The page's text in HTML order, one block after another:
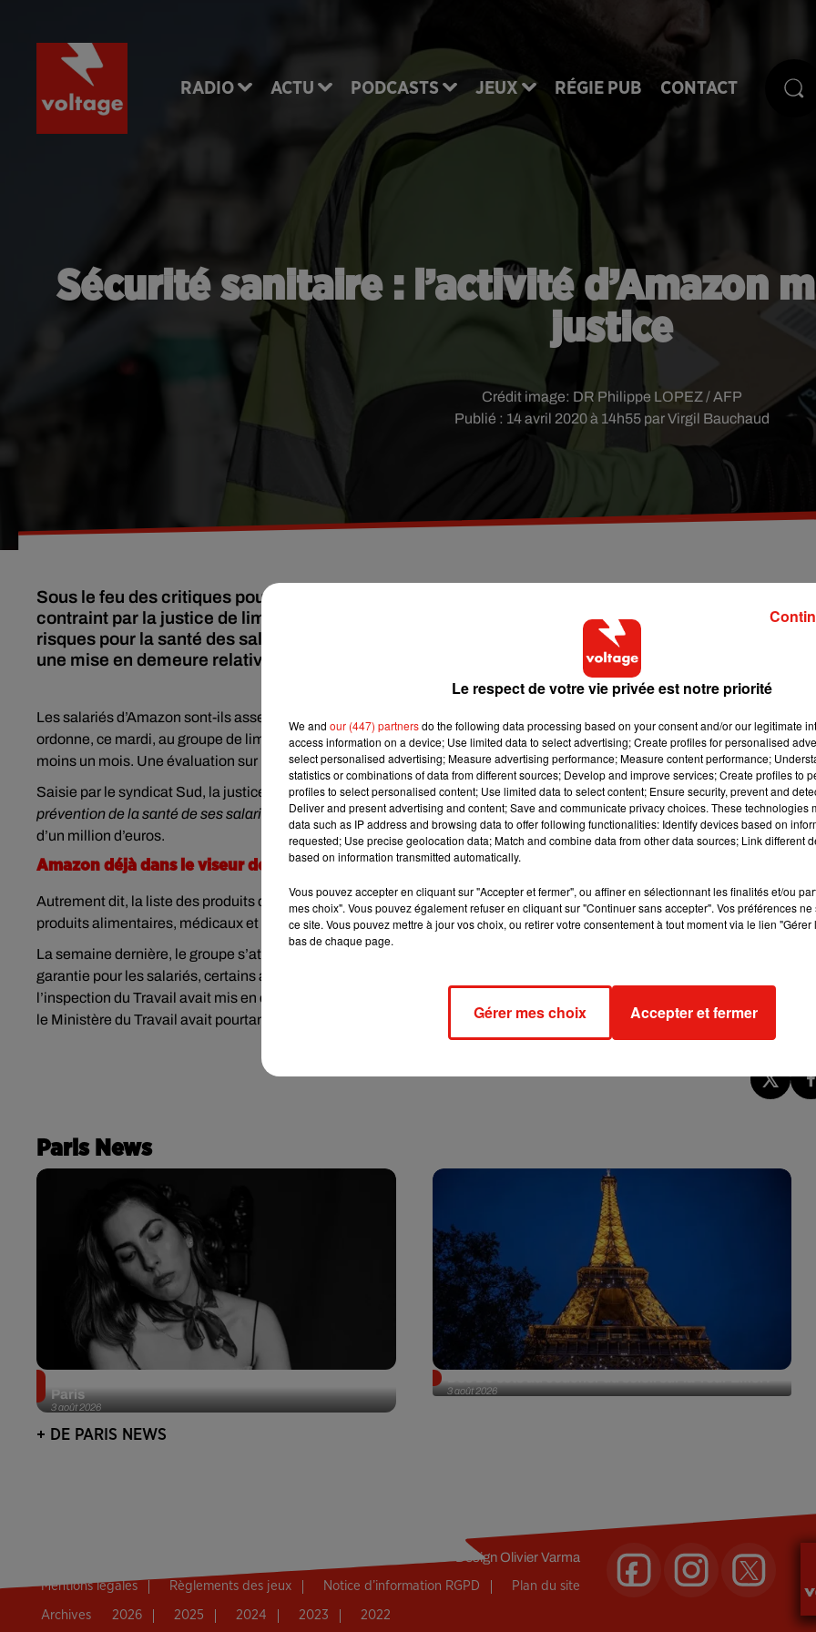
RADIO ACTU PODCASTS JEUX RÉGIE PUB CONTACT
Sécurité sanitaire : l’activité d’Amazon
justice
Publié : 14 avril 2020 à 14h55 par Virgil Bauchaud
Crédit image: DR Philippe LOPEZ / AFP
Sous le feu des critiques pour sa gestion de la crise sanitaire dans ses entrepôts, Amazon est
contraint par la justice de limiter son activité. Le tribunal de Nanterre demande aussi d'évaluer les
risques pour la santé des salariés. La semaine dernière, l'inspection du travail avait déjà adressé
une mise en demeure relative à cette question de la sécurité sanitaire
Les salariés d’Amazon sont-ils assez protégés face au coronavirus ? Pas assez, selon le tribunal judiciaire de Nanterre, qui
ordonne, ce mardi, au groupe de limiter son activité aux produits essentiels« dans les 24 heures »et pour une durée d’au
moins un mois. Une évaluation sur les risques sanitaires dans les entrepôts du groupe a aussi été ordonnée.
Saisie par le syndicat Sud, la justice estime que la société a« de façon évidente méconnu son obligation de sécurité et de
prévention de la santé de ses salariés »
. Chaque jour de retard dans l’application des mesures sera assorti d’une amende
d’un million d’euros.
Amazon déjà dans le viseur de l’inspection du travail
Autrement dit, la liste des produits disponibles en livraison sur Amazon devrait maigrir dans les prochaines heures. Seuls
produits alimentaires, médicaux et d’hygiène restent autorisés à la vente en France.
La semaine dernière, le groupe s’attirait déjà les foudres des syndicats. Estimant que la sécurité sanitaire n’était pas
garantie pour les salariés, certains appelaient à la grève et d’autres à une fermeture partielle de l’activité. Dans la foulée,
l’inspection du Travail avait mis en demeure trois sites, dont ceux de Brétigny-sur-Orge et Saran. En fin de semaine
le Ministère du Travail avait pourtant annoncé qu’Amazon s’était mis en conformité.
Paris News
3 août 2026
Paris
3 août 2026
+ DE PARIS NEWS
DesignOlivier Varma
Mentions légales Règlements des jeux Notice d’information RGPD Plan du site
Archives 2026 2025 2024 2023 2022
Le respect de votre vie privée est notre priorité
We and our (447) partnersdo the following data processing based on your consent and/or our legitimate
access information on a device; Use limited data to select advertising; Create profiles for personalised
select personalised advertising; Measure advertising performance; Measure content performance;
statistics or combinations of data from different sources; Develop and improve services; Create profiles to
profiles to select personalised content; Use limited data to select content; Ensure security, prevent and
Deliver and present advertising and content; Save and communicate privacy choices. These technologies
data such as IP address and browsing data to offer following functionalities: Identify devices based on
requested; Use precise geolocation data; Match and combine data from other data sources; Link different
based on information transmitted automatically.
Vous pouvez accepter en cliquant sur "Accepter et fermer", ou affiner en sélectionnant les finalités et/ou
mes choix". Vous pouvez également refuser en cliquant sur "Continuer sans accepter". Vos préférences
ce site. Vous pouvez mettre à jour vos choix, ou retirer votre consentement à tout moment via le lien
bas de chaque page.
Gérer mes choix Accepter et fermer